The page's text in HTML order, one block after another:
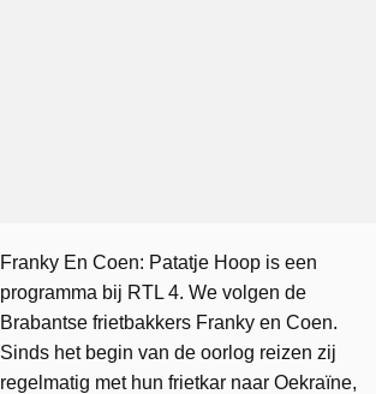
Franky En Coen: Patatje Hoop is een
programma bij RTL 4. We volgen de
Brabantse frietbakkers Franky en Coen.
Sinds het begin van de oorlog reizen zij
regelmatig met hun frietkar naar Oekraïne,